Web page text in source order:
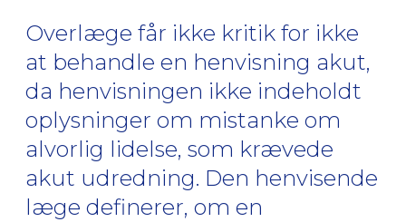
Overlæge får ikke kritik for ikke
at behandle en henvisning akut,
da henvisningen ikke indeholdt
oplysninger om mistanke om
alvorlig lidelse, som krævede
akut udredning. Den henvisende
læge definerer, om en